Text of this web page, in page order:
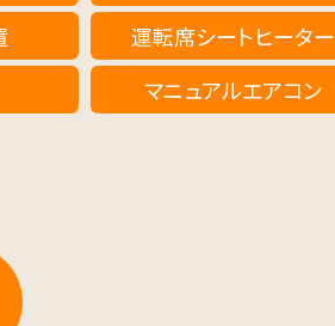
運転席シートヒーター
マニュアルエアコン